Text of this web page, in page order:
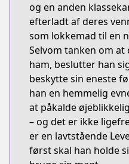
og en anden
efterladt af deres
som lokkemad til en
Selvom tanken om
ham, beslutter han
beskytte sin eneste
han en hemmelig
at påkalde
– og det er ikke
er en lavtstående
først skal han holde